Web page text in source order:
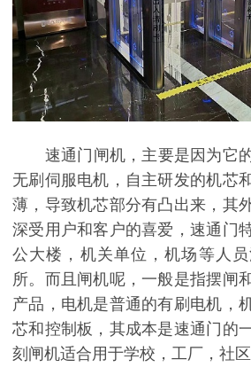
速通门闸机，主要是因为它
无刷伺服电机，自主研发的机芯
薄，导致机芯部分有凸出来，其
深受用户和客户的喜爱，速通门
公大楼，机关单位，机场等人
所。而且闸机呢，一般是指摆闸
产品，电机是普通的有刷电机，
芯和控制板，其成本是速通门的
刻闸机适合用于学校，工厂，社区